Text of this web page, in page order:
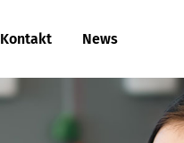
Kontakt News